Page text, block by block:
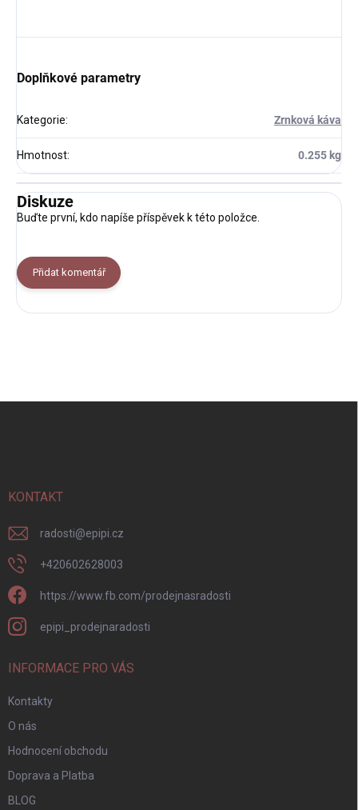
Doplňkové parametry
Kategorie: Zrnková káva
Hmotnost: 0.255 kg
Diskuze
Buďte první, kdo napíše příspěvek k této položce.
Přidat komentář
KONTAKT
radosti@epipi.cz
+420602628003
https://www.fb.com/prodejnasradosti
epipi_prodejnaradosti
INFORMACE PRO VÁS
Kontakty
O nás
Hodnocení obchodu
Doprava a Platba
BLOG